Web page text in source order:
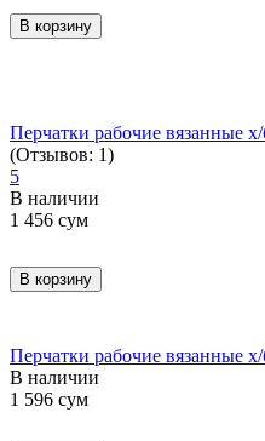
В корзину
Перчатки рабочие вязанные
(Отзывов: 1)
5
В наличии
1 456 сум
В корзину
Перчатки рабочие вязанные
В наличии
1 596 сум